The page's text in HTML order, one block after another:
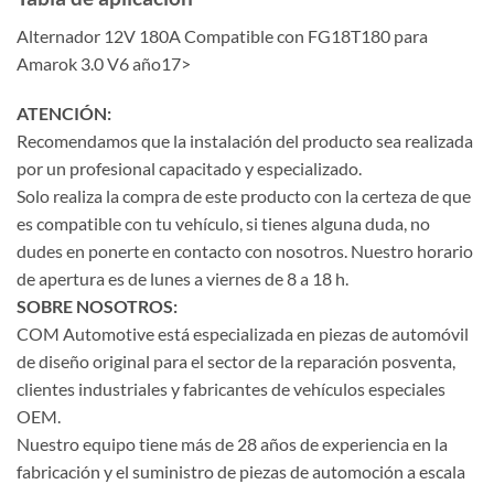
Alternador 12V 180A Compatible con FG18T180 para
Amarok 3.0 V6 año17>
ATENCIÓN:
Recomendamos que la instalación del producto sea realizada
por un profesional capacitado y especializado.
Solo realiza la compra de este producto con la certeza de que
es compatible con tu vehículo, si tienes alguna duda, no
dudes en ponerte en contacto con nosotros. Nuestro horario
de apertura es de lunes a viernes de 8 a 18 h.
SOBRE NOSOTROS:
COM Automotive está especializada en piezas de automóvil
de diseño original para el sector de la reparación posventa,
clientes industriales y fabricantes de vehículos especiales
OEM.
Nuestro equipo tiene más de 28 años de experiencia en la
fabricación y el suministro de piezas de automoción a escala